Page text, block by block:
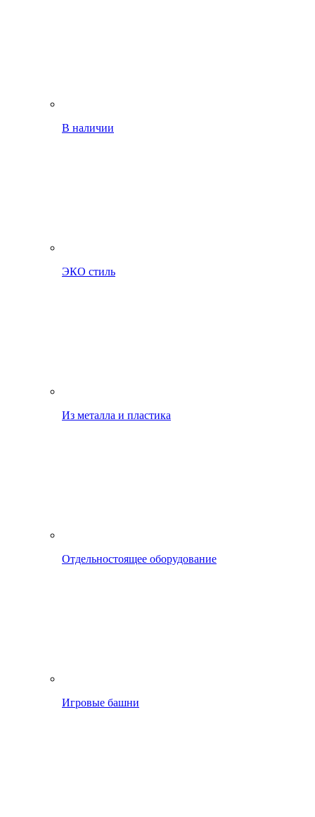
В наличии
ЭКО стиль
Из металла и пластика
Отдельностоящее оборудование
Игровые башни